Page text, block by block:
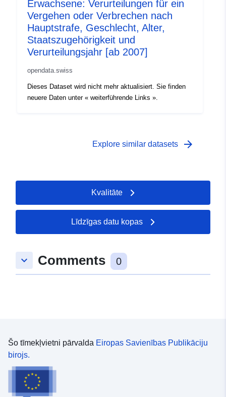
Erwachsene: Verurteilungen für ein
Vergehen oder Verbrechen nach
Hauptstrafe, Geschlecht, Alter,
Staatszugehörigkeit und
Verurteilungsjahr [ab 2007]
opendata.swiss
Dieses Dataset wird nicht mehr aktualisiert. Sie finden
neuere Daten unter « weiterführende Links ».
Explore similar datasets arrow_forward
Kvalitāte
Līdzīgas datu kopas
keyboard_arrow_down Comments 0
Šo tīmekļvietni pārvalda Eiropas Savienības Publikāciju
birojs.